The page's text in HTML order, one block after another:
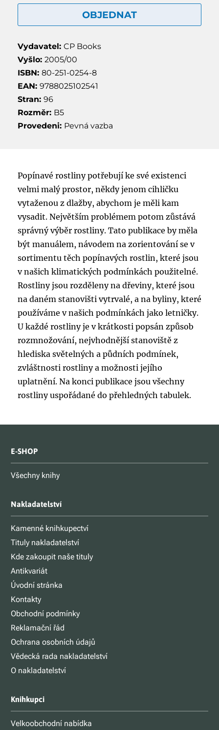
OBJEDNAT
Vydavatel: CP Books
Vyšlo: 2005/00
ISBN: 80-251-0254-8
EAN: 9788025102541
Stran: 96
Rozměr: B5
Provedeni: Pevná vazba
Popínavé rostliny potřebují ke své existenci
velmi malý prostor, někdy jenom cihličku
vytaženou z dlažby, abychom je měli kam
vysadit. Největším problémem potom zůstává
správný výběr rostliny. Tato publikace by měla
být manuálem, návodem na zorientování se v
sortimentu těch popínavých rostlin, které jsou
v našich klimatických podmínkách použitelné.
Rostliny jsou rozděleny na dřeviny, které jsou
na daném stanovišti vytrvalé, a na byliny, které
používáme v našich podmínkách jako letničky.
U každé rostliny je v krátkosti popsán způsob
rozmnožování, nejvhodnější stanoviště z
hlediska světelných a půdních podmínek,
zvláštnosti rostliny a možnosti jejího
uplatnění. Na konci publikace jsou všechny
rostliny uspořádané do přehledných tabulek.
E-SHOP
Všechny knihy
Nakladatelství
Kamenné knihkupectví
Tituly nakladatelství
Kde zakoupit naše tituly
Antikvariát
Úvodní stránka
Kontakty
Obchodní podmínky
Reklamační řád
Ochrana osobních údajů
Vědecká rada nakladatelství
O nakladatelství
Knihkupci
Velkoobchodní nabídka